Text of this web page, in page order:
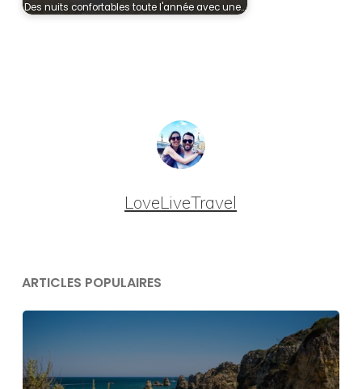
Des nuits confortables toute l'année avec une…
LoveLiveTravel
ARTICLES POPULAIRES